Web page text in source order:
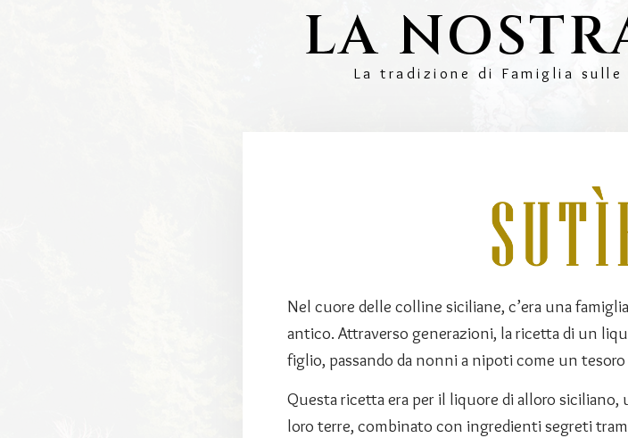
LALa tradizione di Famiglia
Nel cuore delle colline siciliane, c’era una
antico. Attraverso generazioni, la ricetta di un
figlio, passando da nonni a nipoti come un
Questa ricetta era per il liquore di alloro
loro terre, combinato con ingredienti segreti